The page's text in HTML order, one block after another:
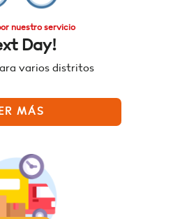
nuestro servicio
Day!
varios distritos
MÁS